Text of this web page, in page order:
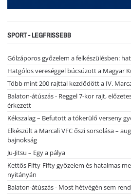
SPORT - LEGFRISSEBB
Gólzáporos győzelem a felkészülésben:
Hatgólos vereséggel búcsúzott a Magyar
Több mint 200 rajttal kezdődött a IV.
Balaton-átúszás - Reggel 7-kor rajt,
érkezett
Kékszalag – Befutott a tókerülő verseny
Elkészült a Marcali VFC őszi sorsolása –
bajnokság
Ju-Jitsu – Egy a pálya
Kettős Fifty-Fifty győzelem és hatalmas
nyitányán
Balaton-átúszás - Most hétvégén sem